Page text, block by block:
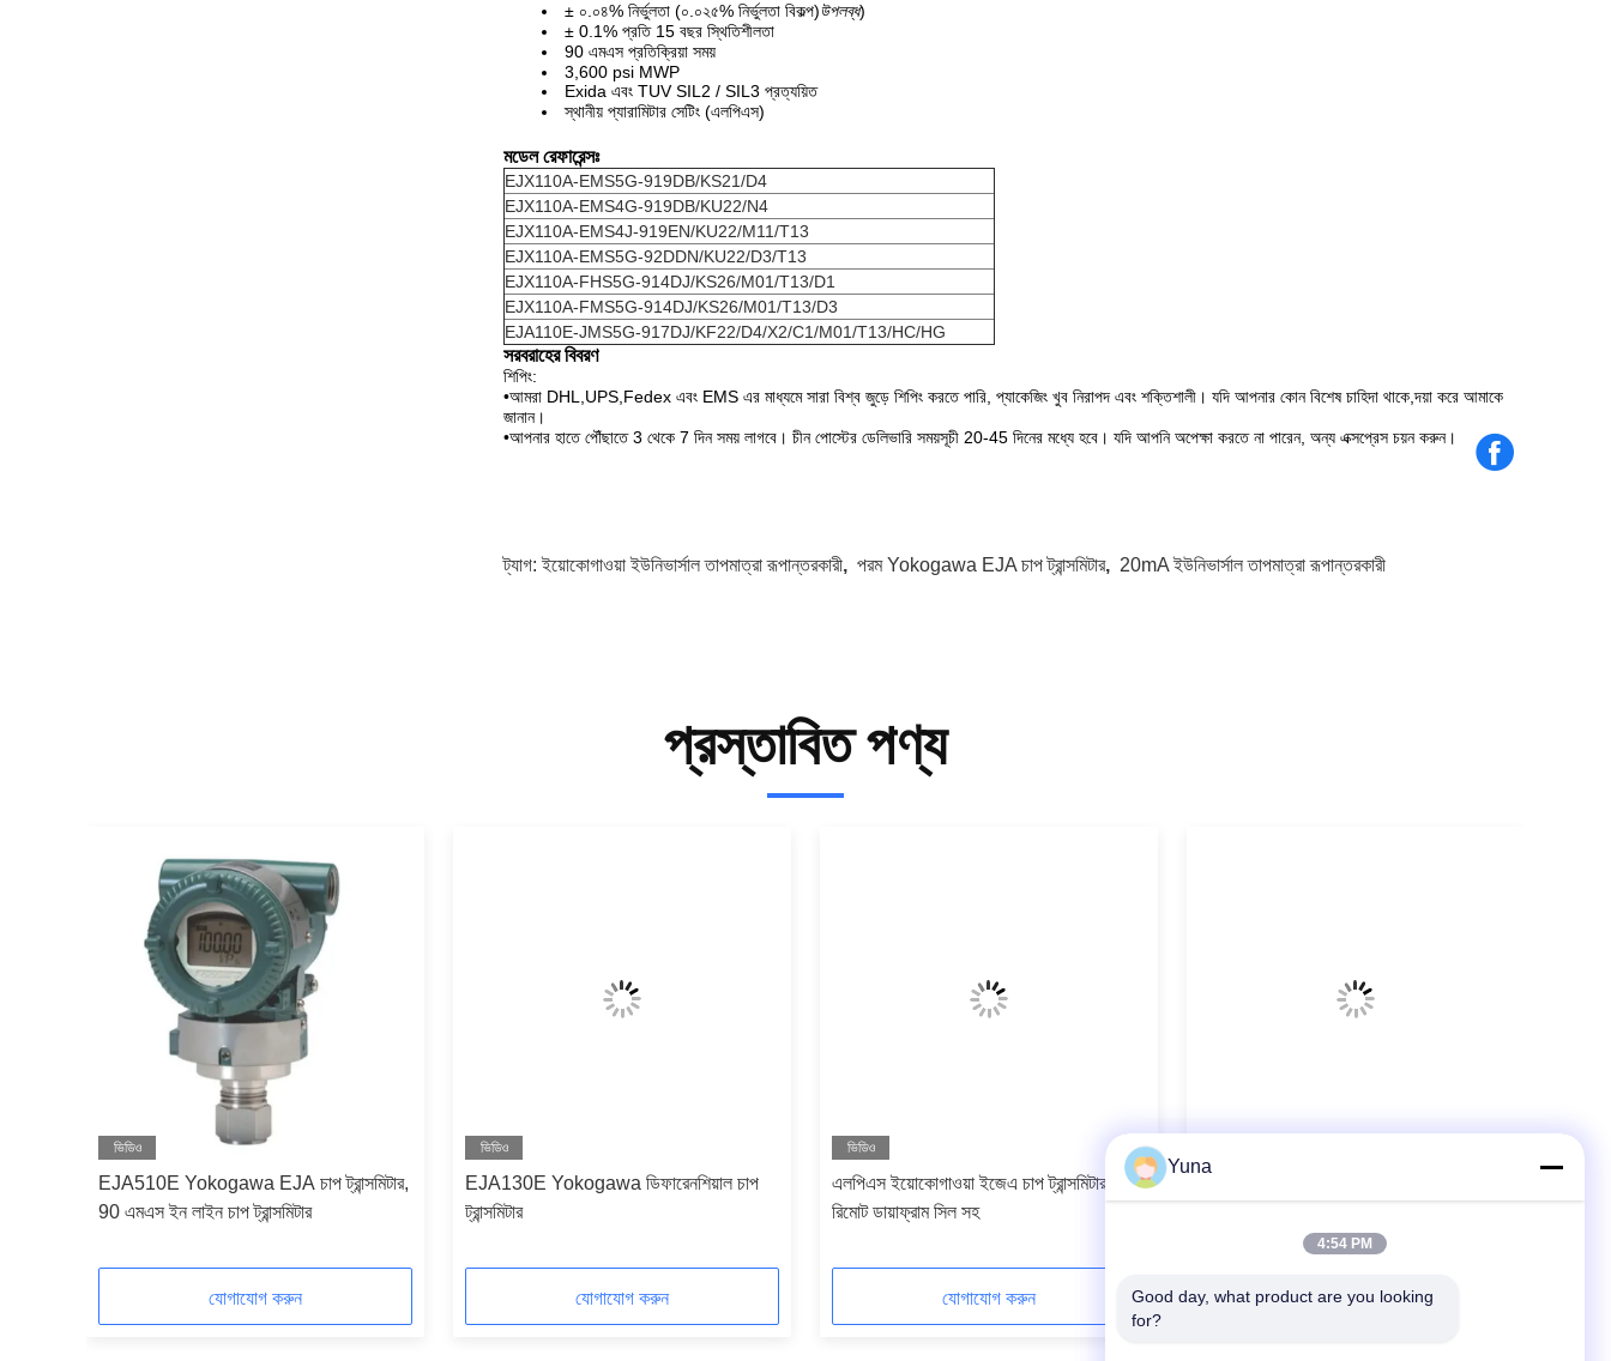
± ০.০৪% নির্ভুলতা (০.০২৫% নির্ভুলতা বিকল্প)উপলব্ধ)
± 0.1% প্রতি 15 বছর স্থিতিশীলতা
90 এমএস প্রতিক্রিয়া সময়
3,600 psi MWP
Exida এবং TUV SIL2 / SIL3 প্রত্যয়িত
স্থানীয় প্যারামিটার সেটিং (এলপিএস)
মডেল রেফারেন্সঃ
EJX110A-EMS5G-919DB/KS21/D4
EJX110A-EMS4G-919DB/KU22/N4
EJX110A-EMS4J-919EN/KU22/M11/T13
EJX110A-EMS5G-92DDN/KU22/D3/T13
EJX110A-FHS5G-914DJ/KS26/M01/T13/D1
EJX110A-FMS5G-914DJ/KS26/M01/T13/D3
EJA110E-JMS5G-917DJ/KF22/D4/X2/C1/M01/T13/HC/HG
সরবরাহের বিবরণ
শিপিং:
•আমরা DHL,UPS,Fedex এবং EMS এর মাধ্যমে সারা বিশ্ব জুড়ে শিপিং করতে পারি, প্যাকেজিং খুব নিরাপদ এবং শক্তিশালী। যদি আপনার কোন বিশেষ চাহিদা থাকে,দয়া করে আমাকে
জানান।
•আপনার হাতে পৌঁছাতে 3 থেকে 7 দিন সময় লাগবে। চীন পোস্টের ডেলিভারি সময়সূচী 20-45 দিনের মধ্যে হবে। যদি আপনি অপেক্ষা করতে না পারেন, অন্য এক্সপ্রেস চয়ন করুন।
ট্যাগ:ইয়োকোগাওয়া ইউনিভার্সাল তাপমাত্রা রূপান্তরকারী, পরম Yokogawa EJA চাপ ট্রান্সমিটার, 20mA ইউনিভার্সাল তাপমাত্রা রূপান্তরকারী
প্রস্তাবিত পণ্য
ভিডিও
EJA510E Yokogawa EJA চাপ ট্রান্সমিটার,
90 এমএস ইন লাইন চাপ ট্রান্সমিটার
যোগাযোগ করুন
ভিডিও
EJA130E Yokogawa ডিফারেনশিয়াল চাপ
ট্রান্সমিটার
যোগাযোগ করুন
ভিডিও
এলপিএস ইয়োকোগাওয়া ইজেএ চাপ ট্রান্সমিটার
রিমোট ডায়াফ্রাম সিল সহ
যোগাযোগ করুন যোগাযোগ করুন
Yuna
4:54 PM
Good day, what product are you looking
for?